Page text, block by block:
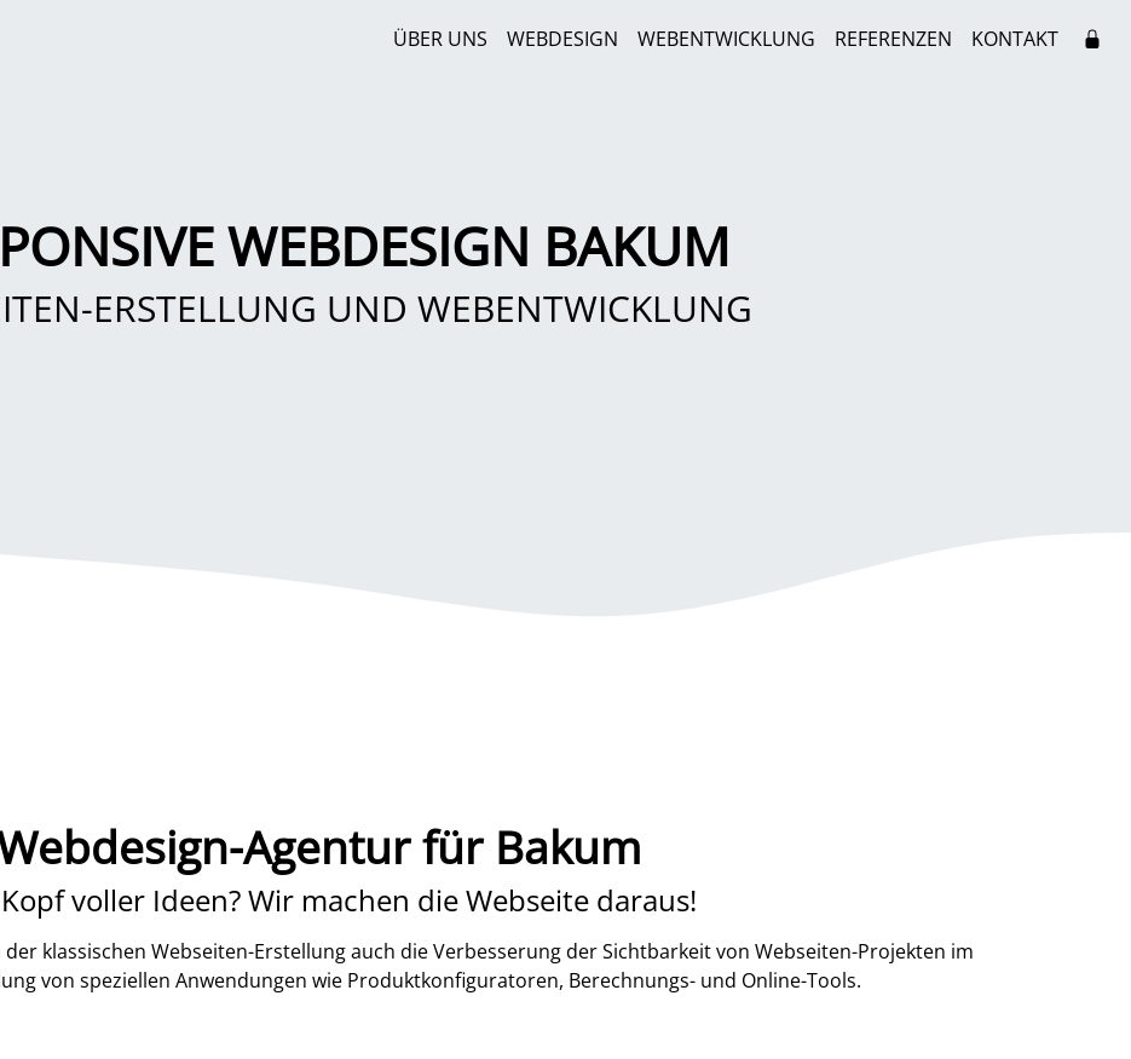
ÜBER UNS WEBDESIGN WEBENTWICKLUNG REFERENZEN KONTAKT
WEBDESIGN BAKUM
ERSTELLUNG UND WEBENTWICKLUNG
Agentur für Bakum
voller Ideen? Wir machen die Webseite daraus!
klassischen Webseiten-Erstellung auch die Verbesserung der Sichtbarkeit von Webseiten-Projekten im
von speziellen Anwendungen wie Produktkonfiguratoren, Berechnungs- und Online-Tools.